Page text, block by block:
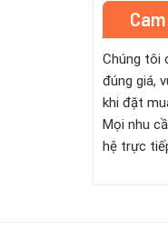
Chúng tôi
đúng giá,
khi đặt
Mọi nhu
hệ trực